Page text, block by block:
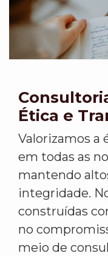
Ética e
Valorizamos a
em todas as
mantendo
integridade.
construídas
no
meio de